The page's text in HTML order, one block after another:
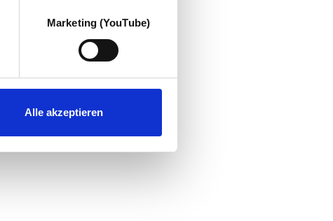
Marketing (YouTube)
Alle akzeptieren